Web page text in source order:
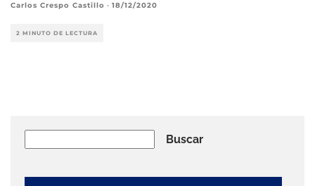
Carlos Crespo Castillo · 18/12/2020
2 MINUTO DE LECTURA
Buscar